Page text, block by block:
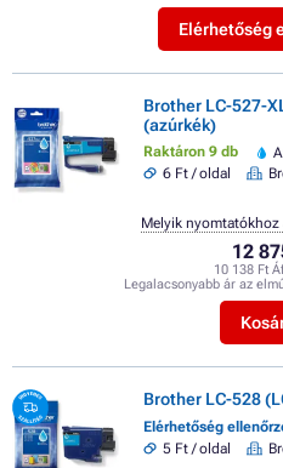
Elérhetőség
Brother LC-527-
(azúrkék)
Raktáron 9 db
6 Ft / oldal
12
10 138 Ft
Legalacsonyabb ár az
Melyik nyomtatókhoz
Brother LC-528
Elérhetőség
5 Ft / oldal